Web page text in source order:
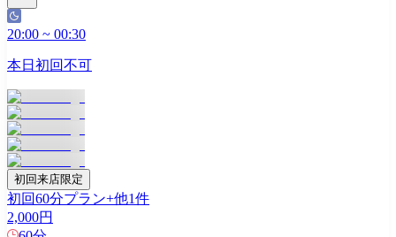
20:00 ~ 00:30
本日初回不可
初回来店限定
初回60分プラン+他1件
2,000円